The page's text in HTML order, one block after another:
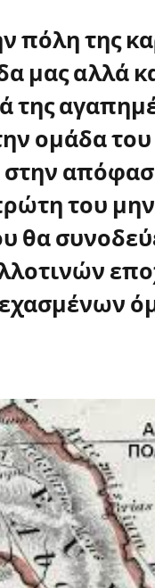
πόλη της
μας αλλά
της
ομάδα του
στην
του